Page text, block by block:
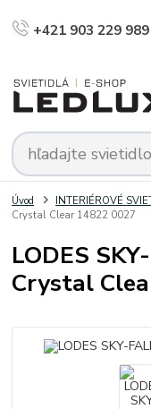
+421 903 229 989
Úvod INTERIÉROVÉ
Crystal Clear 14822 0027
LODES
Crystal